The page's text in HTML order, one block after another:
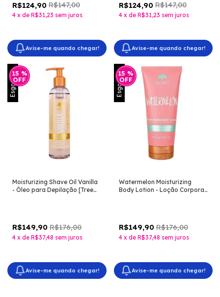
R$124,90 R$147,00
4 x de R$31,23 sem juros
Avise-me quando chegar!
R$124,90 R$147,00
4 x de R$31,23 sem juros
Avise-me quando chegar!
15 %
OFF
Esgotado
Moisturizing Shave Oil Vanilla
- Óleo para Depilação [Tree
R$149,90 R$176,00
4 x de R$37,48 sem juros
Avise-me quando chegar!
15 %
OFF
Esgotado
Watermelon Moisturizing
Body Lotion - Loção Corporal
R$149,90 R$176,00
4 x de R$37,48 sem juros
Avise-me quando chegar!